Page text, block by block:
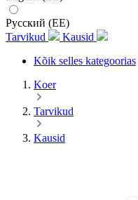
Русский (EE)
Tarvikud
Kausid
Kõik selles kategoorias
Koer
Tarvikud
Kausid